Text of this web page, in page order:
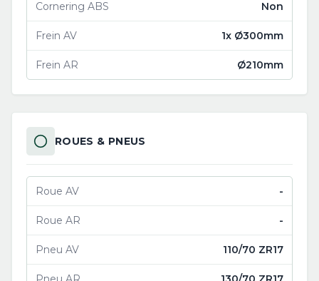
Cornering ABS Non
Frein AV 1x Ø300mm
Frein AR Ø210mm
ROUES & PNEUS
Roue AV -
Roue AR -
Pneu AV 110/70 ZR17